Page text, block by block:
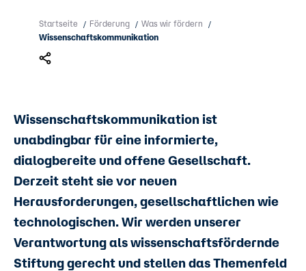
Startseite / Förderung / Was wir fördern /
Wissenschaftskommunikation
Wissenschaftskommunikation ist
unabdingbar für eine informierte,
dialogbereite und offene Gesellschaft.
Derzeit steht sie vor neuen
Herausforderungen, gesellschaftlichen wie
technologischen. Wir werden unserer
Verantwortung als wissenschaftsfördernde
Stiftung gerecht und stellen das Themenfeld